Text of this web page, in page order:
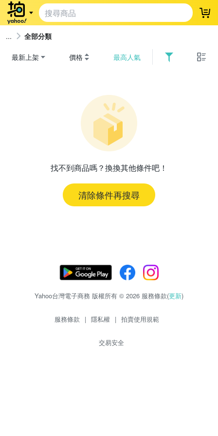
登
全部分類
最新上架 價格 最高人氣
找不到商品嗎？換換其他條件吧！
清除條件再搜尋
Yahoo台灣電子商務 版權所有 © 2026 服務條款(更新)
服務條款 | 隱私權 | 拍賣使用規範
交易安全